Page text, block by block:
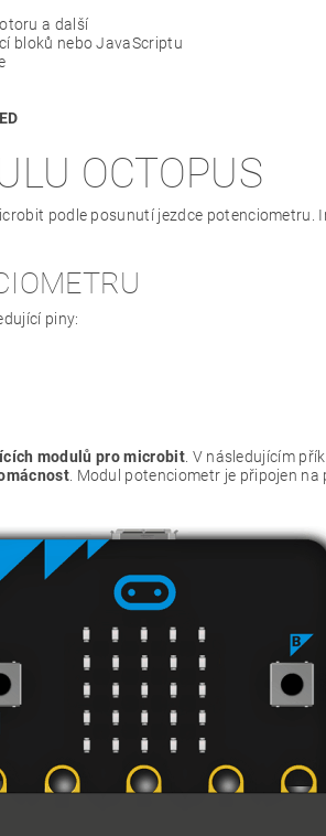
a další
bloků nebo JavaScriptu
OCTOPUS
podle posunutí jezdce potenciometru.
piny:
modulů pro microbit. V následujícím
. Modul potenciometr je připojen na